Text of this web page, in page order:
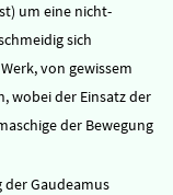
um eine nicht-
sich
von gewissem
wobei der Einsatz der
der Bewegung
der Gaudeamus